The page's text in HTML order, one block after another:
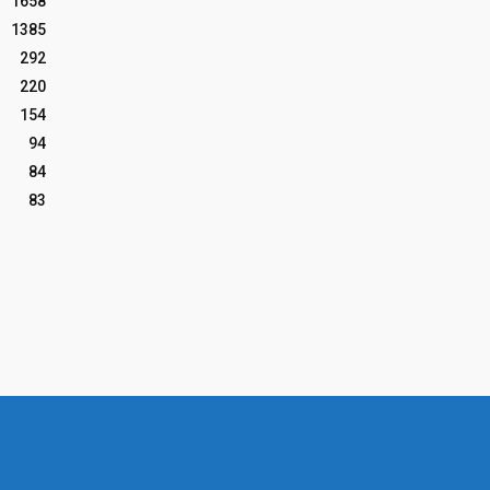
1385
292
220
154
94
84
83